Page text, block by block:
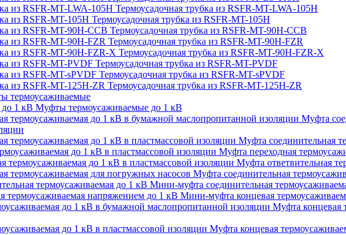
Термоусадочная трубка из RSFR-MT-LWA-105H
Термоусадочная трубка из RSFR-MT-105H
Термоусадочная трубка из RSFR-MT-90H-CCB
Термоусадочная трубка из RSFR-MT-90H-FZR
Термоусадочная трубка из RSFR-MT-90H-FZR-X
Термоусадочная трубка из RSFR-MT-PVDF
Термоусадочная трубка из RSFR-MT-sPVDF
Термоусадочная трубка из RSFR-MT-125H-ZR
термоусаживаемые
Муфты термоусаживаемые до 1 кВ
Муфта
Муфта соединительная
Муфта переходная
Муфта ответвительная
Муфта соединительная
Мини-муфта соединительная
Мини-муфта концевая
Муфта концевая
Муфта концевая